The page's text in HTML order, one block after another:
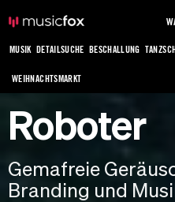
MUSIK DETAILSUCHE BESCHALLUNG
WEIHNACHTSMARKT
Roboter
Gemafreie
Branding und